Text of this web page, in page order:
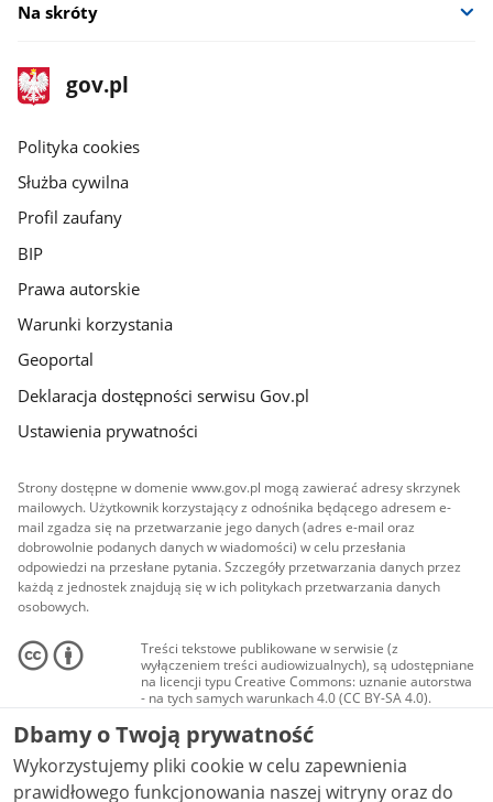
Na skróty
stopka
gov.pl
Strona
gov.pl
gov.pl
Polityka cookies
Służba cywilna
Profil zaufany
BIP
Prawa autorskie
Warunki korzystania
Geoportal
Deklaracja dostępności serwisu Gov.pl
Ustawienia prywatności
Strony dostępne w domenie www.gov.pl mogą zawierać adresy skrzynek
mailowych. Użytkownik korzystający z odnośnika będącego adresem e-
mail zgadza się na przetwarzanie jego danych (adres e-mail oraz
dobrowolnie podanych danych w wiadomości) w celu przesłania
odpowiedzi na przesłane pytania. Szczegóły przetwarzania danych przez
każdą z jednostek znajdują się w ich politykach przetwarzania danych
osobowych.
Treści tekstowe publikowane w serwisie (z
wyłączeniem treści audiowizualnych), są udostępniane
na licencji typu Creative Commons: uznanie autorstwa
- na tych samych warunkach 4.0 (CC BY-SA 4.0).
Materiały audiowizualne, w tym zdjęcia, materiały
audio i wideo, są udostępniane na licencji typu
Creative Commons: uznanie autorstwa użycie
niekomercyjne - bez utworów zależnych 4.0 (CC BY-
NC-ND 4.0), o ile nie jest to stwierdzone inaczej.
Dbamy o Twoją prywatność
Wykorzystujemy pliki cookie w celu zapewnienia
prawidłowego funkcjonowania naszej witryny oraz do